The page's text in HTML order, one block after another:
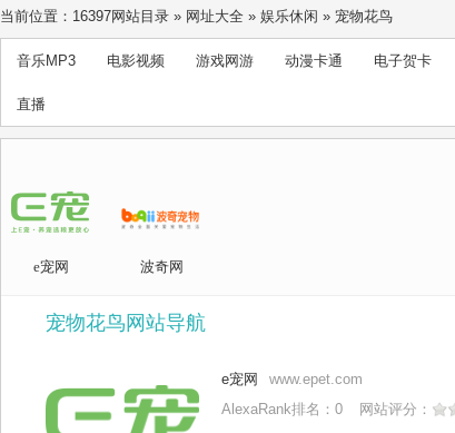
当前位置： 16397网站目录 » 网址大全 » 娱乐休闲 » 宠物花鸟
音乐MP3 电影视频 游戏网游 动漫卡通 电子贺卡
直播
e宠网 波奇网
宠物花鸟网站导航
e宠网
www.epet.com
AlexaRank排名： 0 网站评分：